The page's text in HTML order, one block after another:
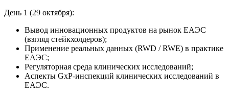
День 1 (29 октября):
Вывод инновационных продуктов на рынок ЕАЭС
(взгляд стейкхолдеров);
Применение реальных данных (RWD / RWE) в практике
ЕАЭС;
Регуляторная среда клинических исследований;
Аспекты GxP-инспекций клинических исследований в
ЕАЭС.